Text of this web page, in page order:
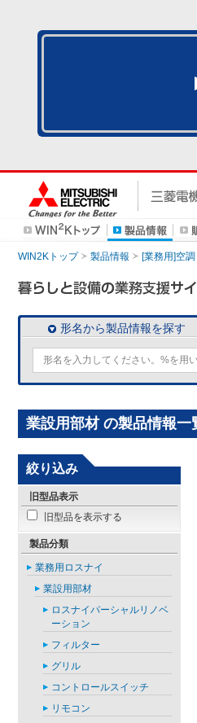
WIN2Kトップ 製品情報 [業務用]空
形名から製品情報を探す
業設用部材 の製品情報一
絞り込み
旧型品表示
旧型品を表示する
製品分類
業務用ロスナイ
業設用部材
ロスナイパーシャルリノベ
ーション
フィルター
グリル
コントロールスイッチ
リモコン